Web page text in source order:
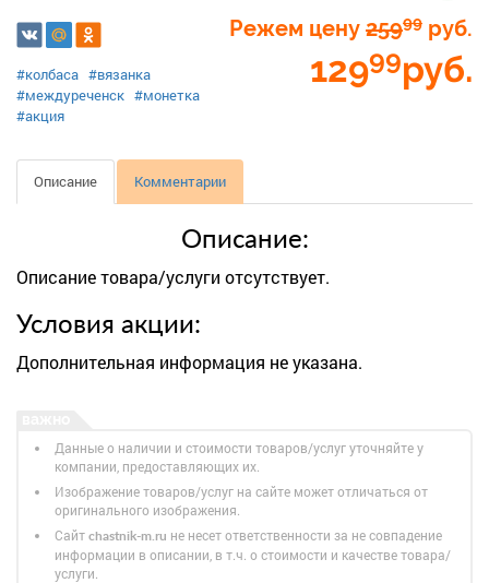
Режем цену 25999 руб.
12999руб.
#колбаса #вязанка
#междуреченск #монетка
#акция
Описание Комментарии
Описание:
Описание товара/услуги отсутствует.
Условия акции:
Дополнительная информация не указана.
Данные о наличии и стоимости товаров/услуг уточняйте у
компании, предоставляющих их.
Изображение товаров/услуг на сайте может отличаться от
оригинального изображения.
Сайт chastnik-m.ru не несет ответственности за не совпадение
информации в описании, в т.ч. о стоимости и качестве товара/
услуги.